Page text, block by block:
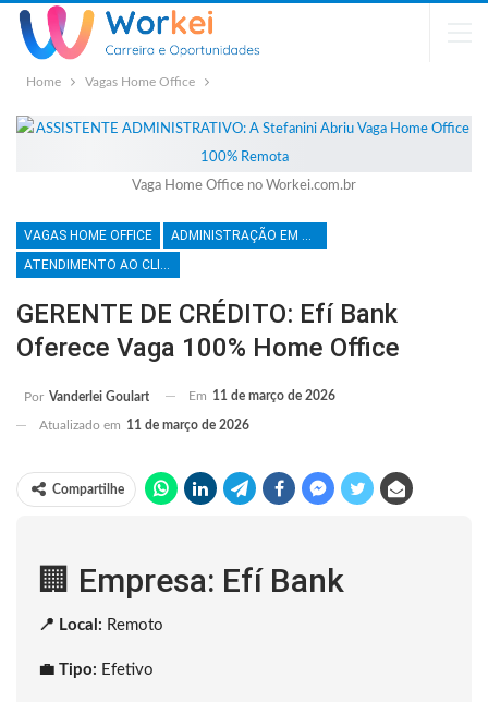
Home Vagas Home Office
Vaga Home Office no Workei.com.br
VAGAS HOME OFFICE
ADMINISTRAÇÃO EM GERAL
ATENDIMENTO AO CLIENTE
GERENTE DE CRÉDITO: Efí Bank
Oferece Vaga 100% Home Office
Por Vanderlei Goulart Em 11 de março de 2026
Atualizado em 11 de março de 2026
Compartilhe
🏢 Empresa: Efí Bank
📍 Local: Remoto
💼 Tipo: Efetivo